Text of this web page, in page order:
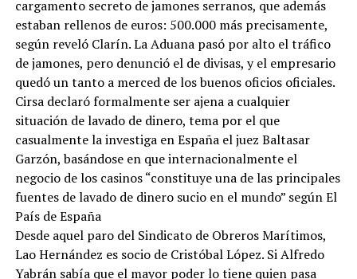
cargamento secreto de jamones serranos, que además
estaban rellenos de euros: 500.000 más precisamente,
según reveló Clarín. La Aduana pasó por alto el tráfico
de jamones, pero denunció el de divisas, y el empresario
quedó un tanto a merced de los buenos oficios oficiales.
Cirsa declaró formalmente ser ajena a cualquier
situación de lavado de dinero, tema por el que
casualmente la investiga en España el juez Baltasar
Garzón, basándose en que internacionalmente el
negocio de los casinos “constituye una de las principales
fuentes de lavado de dinero sucio en el mundo” según El
País de España
Desde aquel paro del Sindicato de Obreros Marítimos,
Lao Hernández es socio de Cristóbal López. Si Alfredo
Yabrán sabía que el mayor poder lo tiene quien pasa